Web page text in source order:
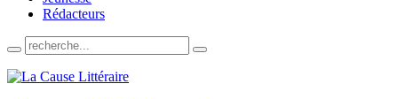
Rédacteurs